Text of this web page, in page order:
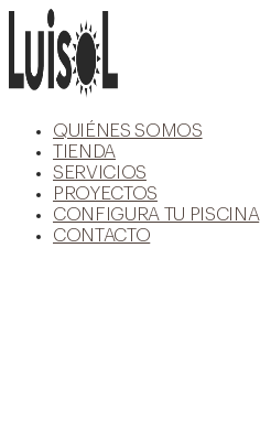
contenido
QUIÉNES SOMOS
TIENDA
SERVICIOS
PROYECTOS
CONFIGURA TU PISCINA
CONTACTO